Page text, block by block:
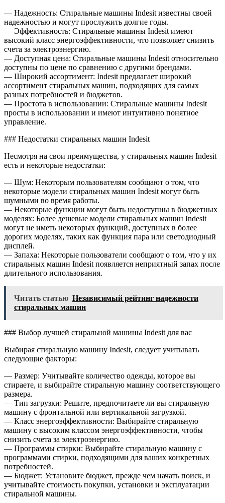
— Надежность: Стиральные машины Indesit известны своей
надежностью и могут прослужить долгие годы.
— Эффективность: Стиральные машины Indesit имеют
высокий класс энергоэффективности, что позволяет снизить
счета за электроэнергию.
— Доступная цена: Стиральные машины Indesit относительно
доступны по цене по сравнению с другими брендами.
— Широкий ассортимент: Indesit предлагает широкий
ассортимент стиральных машин, подходящих для самых
разных потребностей и бюджетов.
— Простота в использовании: Стиральные машины Indesit
просты в использовании и имеют интуитивно понятное
управление.
### Недостатки стиральных машин Indesit
Несмотря на свои преимущества, у стиральных машин Indesit
есть и некоторые недостатки:
— Шум: Некоторым пользователям сообщают о том, что
некоторые модели стиральных машин Indesit могут быть
шумными во время работы.
— Некоторые функции могут быть недоступны в бюджетных
моделях: Более дешевые модели стиральных машин Indesit
могут не иметь некоторых функций, доступных в более
дорогих моделях, таких как функция пара или светодиодный
дисплей.
— Запаха: Некоторые пользователи сообщают о том, что у их
стиральных машин Indesit появляется неприятный запах после
длительного использования.
Читать статью Независимый рейтинг надежности
стиральных машин
### Выбор лучшей стиральной машины Indesit для вас
Выбирая стиральную машину Indesit, следует учитывать
следующие факторы:
— Размер: Учитывайте количество одежды, которое вы
стираете, и выбирайте стиральную машину соответствующего
размера.
— Тип загрузки: Решите, предпочитаете ли вы стиральную
машину с фронтальной или вертикальной загрузкой.
— Класс энергоэффективности: Выбирайте стиральную
машину с высоким классом энергоэффективности, чтобы
снизить счета за электроэнергию.
— Программы стирки: Выбирайте стиральную машину с
программами стирки, подходящими для ваших конкретных
потребностей.
— Бюджет: Установите бюджет, прежде чем начать поиск, и
учитывайте стоимость покупки, установки и эксплуатации
стиральной машины.